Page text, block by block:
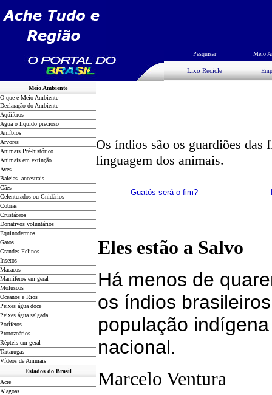
Pesquisar Meio
Lixo Recicle
Meio Ambiente
O que é Meio Ambiente
Declaração do Ambiente
Aqüíferos
Água o liquido precioso
Anfíbios
Arvores
Animais Pré-histórico
Animais em extinção
Aves
Baleias ancestrais
Cães
Celenterados ou Cnidários
Cobras
Crustáceos
Donativos voluntários
Equinodermos
Gatos
Grandes Felinos
Insetos
Macacos
Mamíferos em geral
Moluscos
Oceanos e Rios
Peixes água doce
Peixes água salgada
Poríferos
Protozoários
Répteis em geral
Tartarugas
Vídeos de Animais
Estados do Brasil
Acre
Alagoas
Os índios são os guardiões das
linguagem dos animais.
Guatós será o fim?
Eles estão a Salvo
Há menos de
os índios
população
nacional.
Marcelo Ventura